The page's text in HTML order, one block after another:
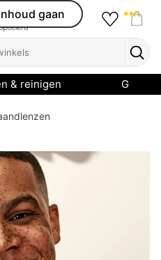
gaan
& reinigen